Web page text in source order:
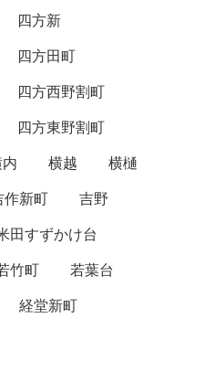
四方新
四方田町
四方西野割町
四方東野割町
横越
横樋
作新町
吉野
田すずかけ台
竹町
若葉台
経堂新町